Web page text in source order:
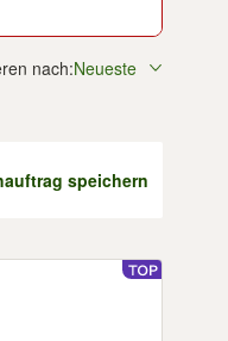
nach:Neueste
speichern